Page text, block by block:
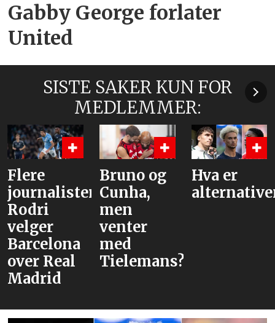
Gabby George forlater
United
SISTE SAKER KUN FOR
MEDLEMMER:
Bruno og
Cunha,
men
venter
med
Tielemans?
Hva er
alternativene?
– Åpne
for utlån